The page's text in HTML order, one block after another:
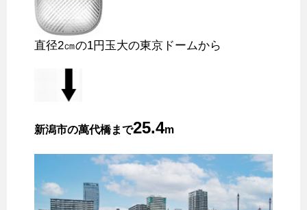
直径2㎝の1円玉大の東京ドームから
新潟市の萬代橋まで25.4m